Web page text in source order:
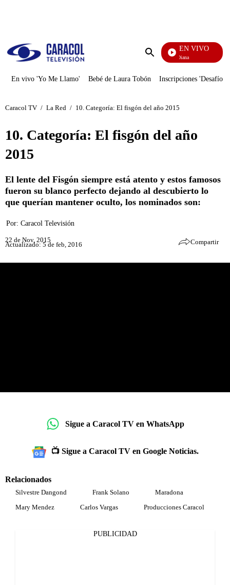
Enviar
EN VIVO
Diario De Diana
En vivo 'Yo Me Llamo' Bebé de Laura Tobón Inscripciones 'Desafío'
Caracol TV / La Red / 10. Categoría: El fisgón del año 2015
10. Categoría: El fisgón del año
2015
El lente del Fisgón siempre está atento y estos famosos
fueron su blanco perfecto dejando al descubierto lo
que querían mantener oculto, los nominados son:
Por: Caracol Televisión
22 de Nov, 2015
Actualizado: 5 de feb, 2016 Compartir
Sigue a Caracol TV en WhatsApp
📺 Sigue a Caracol TV en Google Noticias.
Relacionados
Silvestre Dangond Frank Solano
Maradona
Mary Mendez
Carlos Vargas Producciones Caracol
PUBLICIDAD